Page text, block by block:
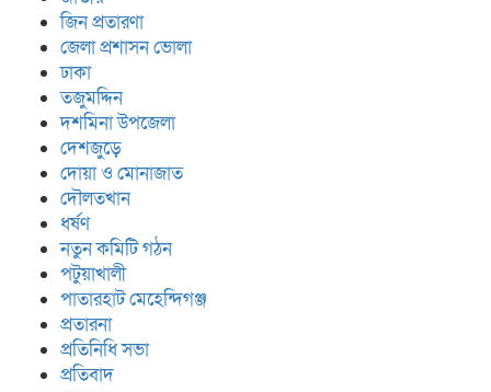
জিন প্রতারণা
জেলা প্রশাসন ভোলা
ঢাকা
তজুমদ্দিন
দশমিনা উপজেলা
দেশজুড়ে
দোয়া ও মোনাজাত
দৌলতখান
ধর্ষণ
নতুন কমিটি গঠন
পটুয়াখালী
পাতারহাট মেহেন্দিগঞ্জ
প্রতারনা
প্রতিনিধি সভা
প্রতিবাদ